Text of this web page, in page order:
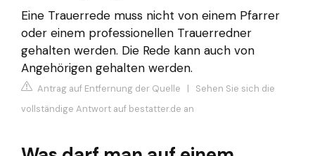
Eine Trauerrede muss nicht von einem Pfarrer
oder einem professionellen Trauerredner
gehalten werden. Die Rede kann auch von
Angehörigen gehalten werden.
Antrag auf Entfernung der Quelle | Sehen Sie sich die
vollständige Antwort auf bestatter.de an